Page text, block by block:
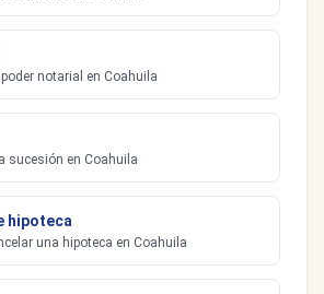
notarial en Coahuila
sucesión en Coahuila
hipoteca
una hipoteca en Coahuila